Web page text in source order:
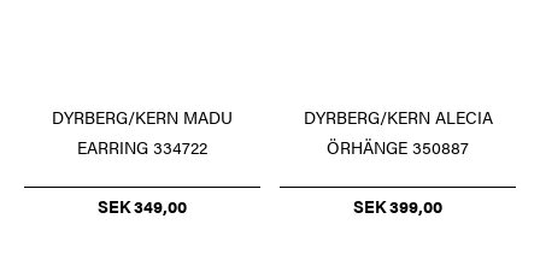
DYRBERG/KERN MADU
EARRING 334722
SEK 349,00
DYRBERG/KERN ALECIA
ÖRHÄNGE 350887
SEK 399,00